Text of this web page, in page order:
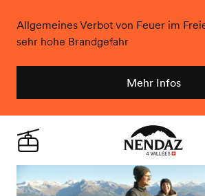
Allgemeines Verbot von Feuer im
sehr hohe Brandgefahr
Mehr Infos
Live